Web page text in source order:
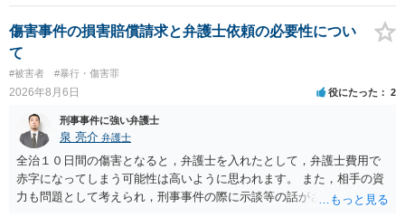
の程度だと聞いているのかということについて、お近くで詳細な法律
相談を受けられたうえで対処方法を探された方がよいと思われます。
一般論でいえば、任意取り調べの場合、ＩＣレコーダーを持参して取
り調べ内容を録音することは必須だと考えます。
傷害事件の損害賠償請求と弁護士依頼の必要性につい
て
#被害者 #暴行・傷害罪
2026年8月6日 役にたった 2
刑事事件に強い弁護士
泉 亮介 弁護士
全治１０日間の傷害となると，弁護士を入れたとして，弁護士費用で
赤字になってしまう可能性は高いように思われます。 また，相手の資
力も問題として考えられ，刑事事件の際に示談等の話がされなかった